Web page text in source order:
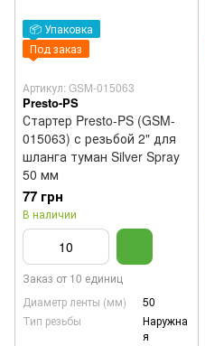
📦 Упаковка
Под заказ
Артикул: GSM-015063
Presto-PS
Стартер Presto-PS (GSM-
015063) с резьбой 2" для
шланга туман Silver Spray
50 мм
77 грн
В наличии
Заказ от 10 единиц
Диаметр ленты (мм)
50
Тип резьбы
Наружна
я